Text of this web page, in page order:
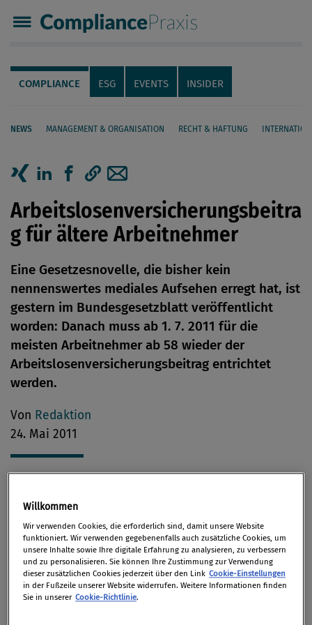
Compliance Praxis
Servicenavigation
Navigation
COMPLIANCE ESG EVENTS INSIDER
NEWS MANAGEMENT & ORGANISATION RECHT & HAFTUNG
Seiteninhalt
Artikel auf Xing teilen
Artikel auf linkedIn teilen
Artikel auf Facebook teilen
Artikellink kopieren
Artikel per Mail teilen
Arbeitslosenversicherungsbeitra
g für ältere Arbeitnehmer
Eine Gesetzesnovelle, die bisher kein
nennenswertes mediales Aufsehen erregt hat, ist
gestern im Bundesgesetzblatt veröffentlicht
worden: Danach muss ab 1. 7. 2011 für die
meisten Arbeitnehmer ab 58 wieder der
Arbeitslosenversicherungsbeitrag entrichtet
werden.
Von Redaktion
24. Mai 2011
Die Belastung des Insolvenz-Entgelt-Fonds (IEF)
durch die gesetzlich vorgesehenen Ausgaben hat
die Zufuhr zusätzlicher finanzieller Mittel
erforderlich gemacht. Da der Gesetzgeber eine
generelle Erhöhung der Lohnnebenkosten
vermeidenwollte, hat er von einer Erhöhung des
Willkommen
Wir verwenden Cookies, die erforderlich sind, damit unsere Website
funktioniert. Wir verwenden gegebenenfalls auch zusätzliche Cookies, um
unsere Inhalte sowie Ihre digitale Erfahrung zu analysieren, zu verbessern
und zu personalisieren. Sie können Ihre Zustimmung zur Verwendung
dieser zusätzlichen Cookies jederzeit über den Link Cookie-Einstellungen
in der Fußzeile unserer Website widerrufen. Weitere Informationen finden
Sie in unserer Cookie-Richtlinie.